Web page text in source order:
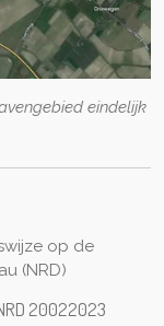
eindelijk
op de
(NRD)
20022023